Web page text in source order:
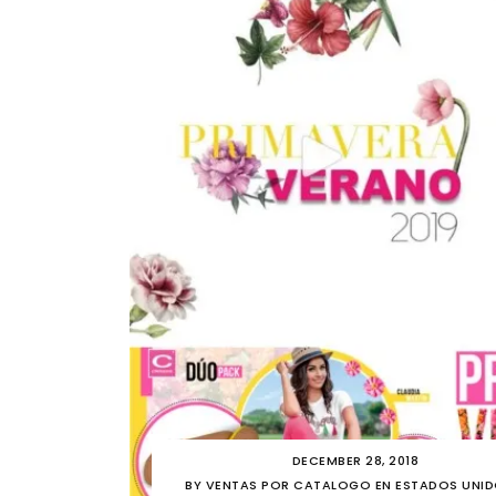
DECEMBER 28, 2018
BY VENTAS POR CATALOGO EN ESTADOS